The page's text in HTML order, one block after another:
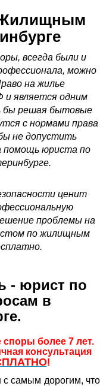
Жилищным
всегда были и
можно
на жилье
и является одним
бы решая бытовые
с нормами права
не допустить
помощь юриста по
ценит
проблемы на
по жилищным
- юрист по
в
более 7 лет.
консультация
!
самым дорогим, что